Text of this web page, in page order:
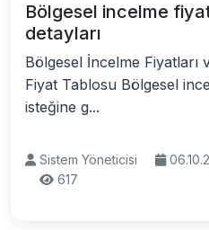
Bölgesel incelme
detayları
Bölgesel İncelme Fiyatları
Fiyat Tablosu Bölgesel
isteğine g...
Sistem Yöneticisi
617